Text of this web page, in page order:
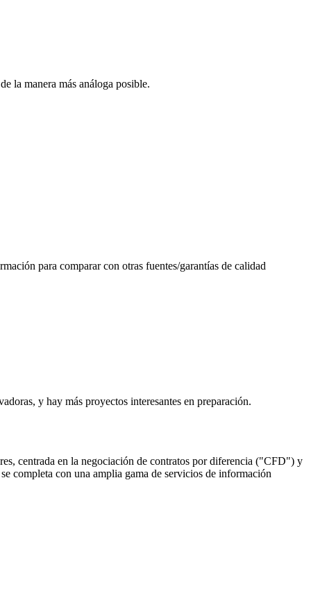
la manera más análoga posible.
para comparar con otras fuentes/garantías de calidad
y hay más proyectos interesantes en preparación.
centrada en la negociación de contratos por diferencia ("CFD") y
completa con una amplia gama de servicios de información